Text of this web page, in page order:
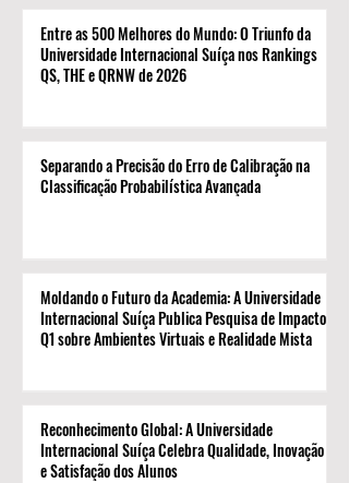
Entre as 500 Melhores do Mundo: O Triunfo da
Universidade Internacional Suíça nos Rankings
QS, THE e QRNW de 2026
Separando a Precisão do Erro de Calibração na
Classificação Probabilística Avançada
Moldando o Futuro da Academia: A Universidade
Internacional Suíça Publica Pesquisa de Impacto
Q1 sobre Ambientes Virtuais e Realidade Mista
Reconhecimento Global: A Universidade
Internacional Suíça Celebra Qualidade, Inovação
e Satisfação dos Alunos